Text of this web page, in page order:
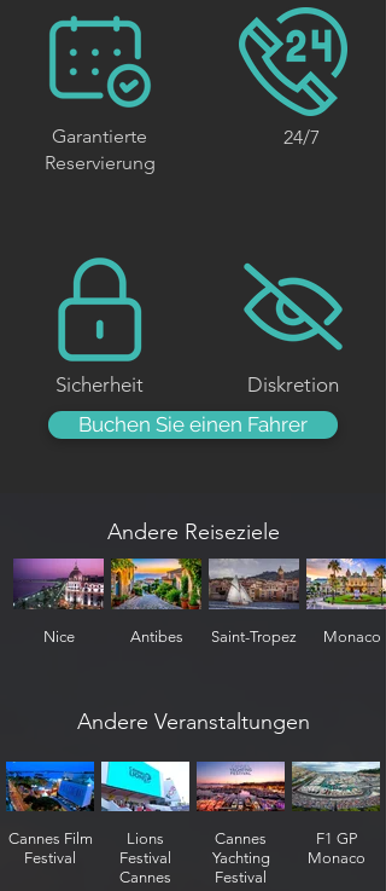
Tempo entsprechen.
Garantierte
Reservierung
24/7
Sicherheit
Diskretion
Buchen Sie einen Fahrer
Andere Reiseziele
Nice Antibes Saint-Tropez Monaco
Andere Veranstaltungen
Cannes Film
Festival
Lions
Festival
Cannes
Cannes
Yachting
Festival
F1 GP
Monaco